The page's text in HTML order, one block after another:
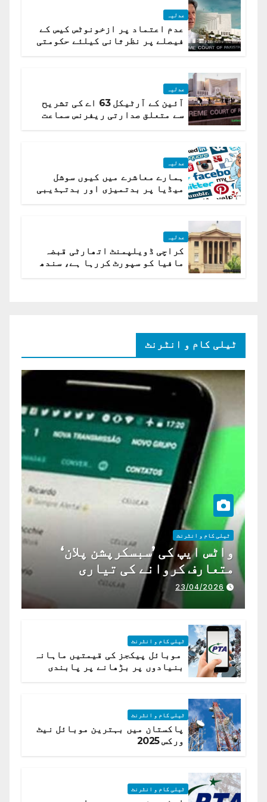
عدلیہ
عدم اعتماد پر ازخونوٹس کیس کے
فیصلے پر نظرثانی کیلئے حکومتی
عدلیہ
آئین کے آرٹیکل 63 اے کی تشریح
سے متعلق صدارتی ریفرنس سماعت
عدلیہ
ہمارے معاشرے میں کیوں سوشل
میڈیا پر بدتمیزی اور بدتہذیبی
عدلیہ
کراچی ڈویلپمنٹ اتھارٹی قبضہ
مافیا کو سپورٹ کررہا ہے، سندھ
ٹیلی کام و انٹرنٹ
ٹیلی کام و انٹرنٹ
واٹس ایپ کی ’سبسکرپشن پلان‘
متعارف کروانے کی تیاری
23/04/2026
ٹیلی کام و انٹرنٹ
موبائل پیکجز کی قیمتیں ماہانہ
بنیادوں پر بڑھانے پر پابندی
ٹیلی کام و انٹرنٹ
پاکستان میں بہترین موبائل نیٹ
ورکس 2025
ٹیلی کام و انٹرنٹ